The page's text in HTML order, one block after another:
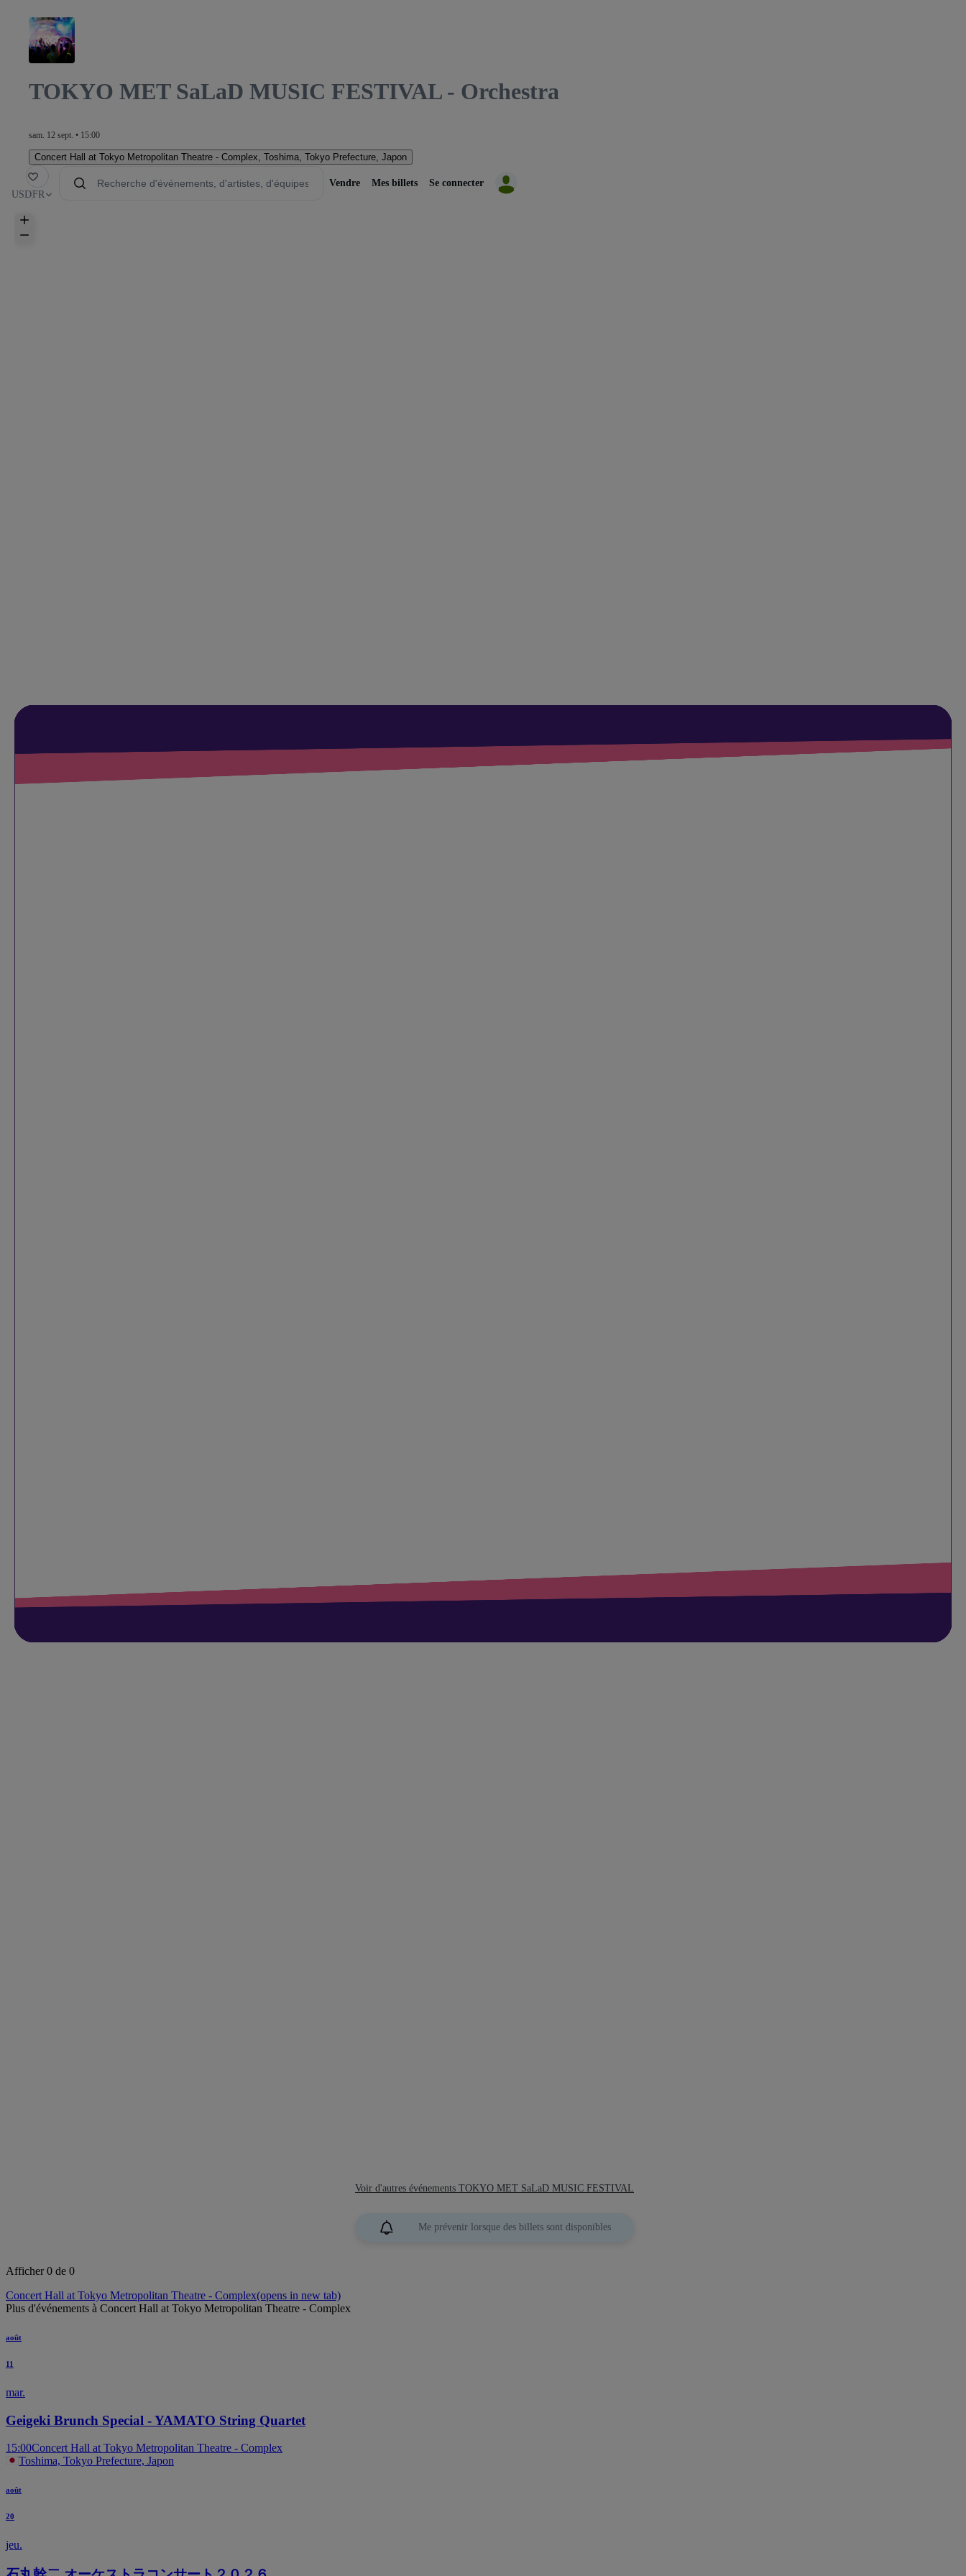
TOKYO MET SaLaD MUSIC FESTIVAL - Orchestra
sam. 12 sept. • 15:00
Concert Hall at Tokyo Metropolitan Theatre - Complex Toshima, Tokyo Prefecture, Japon
USD FR
Vendre Mes billets Se connecter
Voir d'autres événements TOKYO MET SaLaD MUSIC FESTIVAL
Me prévenir lorsque des billets sont disponibles
Afficher 0 de 0
Concert Hall at Tokyo Metropolitan Theatre - Complex(opens in new tab)
Plus d'événements à Concert Hall at Tokyo Metropolitan Theatre - Complex
août
11
mar.
Geigeki Brunch Special - YAMATO String Quartet
15:00Concert Hall at Tokyo Metropolitan Theatre - Complex
Toshima, Tokyo Prefecture, Japon
août
20
jeu.